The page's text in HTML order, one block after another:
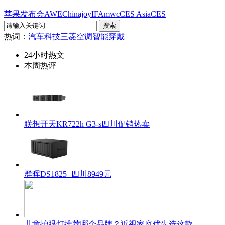
苹果发布会AWEChinajoyIFAmwcCES AsiaCES
热词： 汽车科技三菱空调智能穿戴
24小时热文
本周热评
联想开天KR722h G3-s四川促销热卖
群晖DS1825+四川8949元